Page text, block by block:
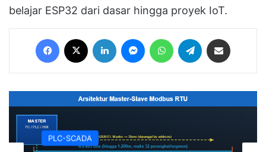
belajar ESP32 dari dasar hingga proyek IoT.
Facebook LinkedIn MessengerWhatsAppTelegram
ESP32-Arduino